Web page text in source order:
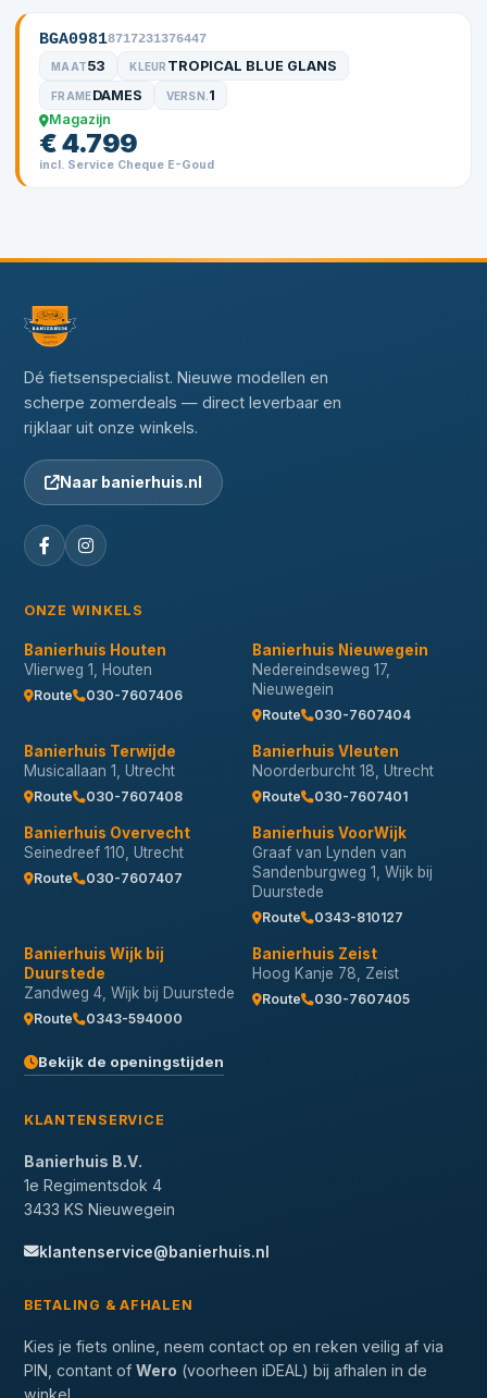
BGA09818717231376447
MAAT53 KLEUR TROPICAL BLUE GLANS
FRAMEDAMES VERSN. 1
Magazijn
€ 4.799
incl. Service Cheque E-Goud
Dé fietsenspecialist. Nieuwe modellen en
scherpe zomerdeals — direct leverbaar en
rijklaar uit onze winkels.
Naar banierhuis.nl
ONZE WINKELS
Banierhuis Houten
Vlierweg 1, Houten
Route 030-7607406
Banierhuis Nieuwegein
Nedereindseweg 17,
Nieuwegein
Route 030-7607404
Banierhuis Terwijde
Musicallaan 1, Utrecht
Route 030-7607408
Banierhuis Vleuten
Noorderburcht 18, Utrecht
Route 030-7607401
Banierhuis Overvecht
Seinedreef 110, Utrecht
Route 030-7607407
Banierhuis VoorWijk
Graaf van Lynden van
Sandenburgweg 1, Wijk bij
Duurstede
Route 0343-810127
Banierhuis Wijk bij
Duurstede
Zandweg 4, Wijk bij Duurstede
Route 0343-594000
Banierhuis Zeist
Hoog Kanje 78, Zeist
Route 030-7607405
Bekijk de openingstijden
KLANTENSERVICE
Banierhuis B.V.
1e Regimentsdok 4
3433 KS Nieuwegein
klantenservice@banierhuis.nl
BETALING & AFHALEN
Kies je fiets online, neem contact op en reken veilig af via
PIN, contant of Wero (voorheen iDEAL) bij afhalen in de
winkel.